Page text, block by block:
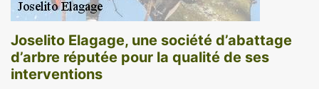
Joselito Elagage, une société d’abattage
d’arbre réputée pour la qualité de ses
interventions